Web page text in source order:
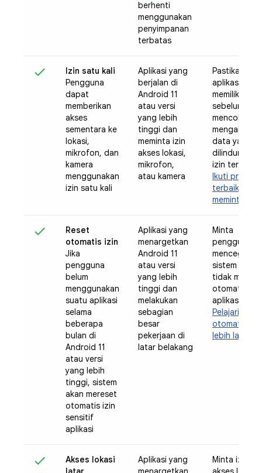
berhenti
menggunakan
penyimpanan
terbatas
Izin satu kali
Pengguna
dapat
memberikan
akses
sementara ke
lokasi,
mikrofon, dan
kamera
menggunakan
izin satu kali
Aplikasi yang
berjalan di
Android 11
atau versi
yang lebih
tinggi dan
meminta izin
akses lokasi,
mikrofon,
atau kamera
Pastikan
aplikasi Anda
memiliki izin
sebelum
mencoba
mengakses
data yang
dilindungi
izin tersebut
Ikuti praktik
terbaik
meminta izin
Reset
otomatis izin
Jika
pengguna
belum
menggunakan
suatu aplikasi
selama
beberapa
bulan di
Android 11
atau versi
yang lebih
tinggi, sistem
akan mereset
otomatis izin
sensitif
aplikasi
Aplikasi yang
menargetkan
Android 11
atau versi
yang lebih
tinggi dan
melakukan
sebagian
besar
pekerjaan di
latar belakang
Minta
pengguna
mencegah
sistem agar
tidak
otomatis izin
aplikasi
Pelajari reset
otomatis izin
lebih lanjut
Akses lokasi
Aplikasi yang
Minta izin